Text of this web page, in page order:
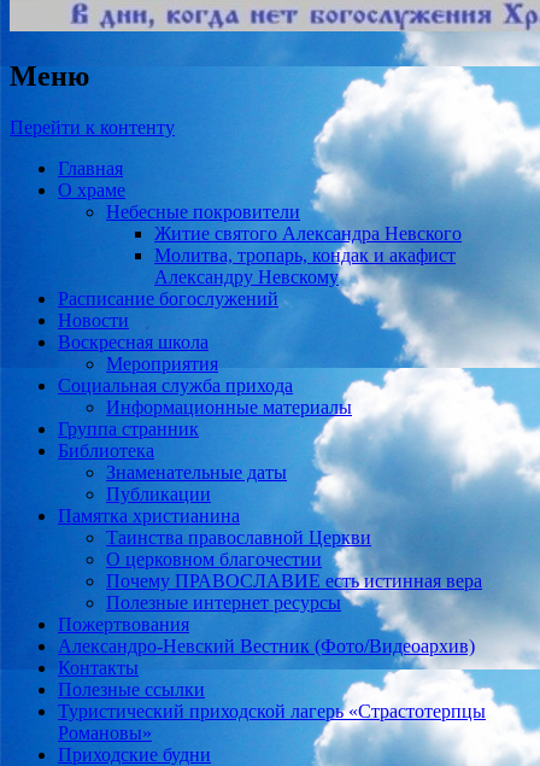
Меню
Перейти к контенту
Главная
О храме
Небесные покровители
Житие святого Александра Невского
Молитва, тропарь, кондак и акафист
Александру Невскому
Расписание богослужений
Новости
Воскресная школа
Мероприятия
Социальная служба прихода
Информационные материалы
Группа странник
Библиотека
Знаменательные даты
Публикации
Памятка христианина
Таинства православной Церкви
О церковном благочестии
Почему ПРАВОСЛАВИЕ есть истинная вера
Полезные интернет ресурсы
Пожертвования
Александро-Невский Вестник (Фото/Видеоархив)
Контакты
Полезные ссылки
Туристический приходской лагерь «Страстотерпцы
Романовы»
Приходские будни